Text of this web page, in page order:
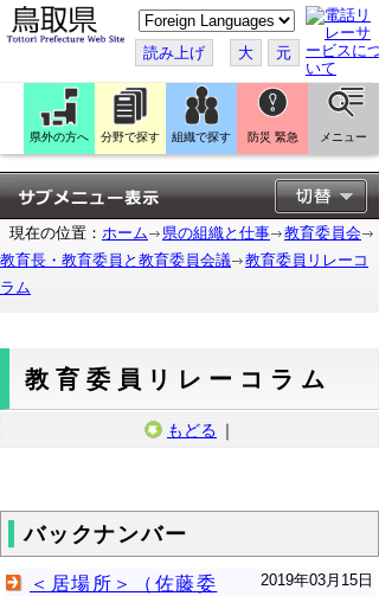
こ
の
ペ
ー
ジ
翻
訳
す
る
読み上げ 大 元
県外の方へ 分野で探す 組織で探す 防災 緊急 メニュー
現在の位置： ホーム 県の組織と仕事
教育委員会
教育長・教育委員と教育委員会議
教育委員リレーコ
ラム
教育委員リレーコラム
もどる ｜
バックナンバー
2019年03月15日
＜居場所＞（佐藤委